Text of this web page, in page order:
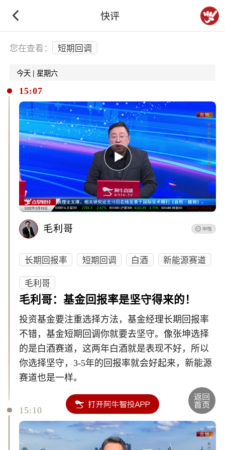
快评
下拉刷新
您在查看： 短期回调
今天 | 星期六
15:07
毛利哥
长期回报率 短期回调 白酒
新能源赛道
毛利哥
毛利哥：基金回报率是坚守得来的！
投资基金要注重选择方法，基金经理长期回报率
不错，基金短期回调你就要去坚守。像张坤选择
的是白酒赛道，这两年白酒就是表现不好，所以
你选择坚守，3-5年的回报率就会好起来，新能源
赛道也是一样。
15:10